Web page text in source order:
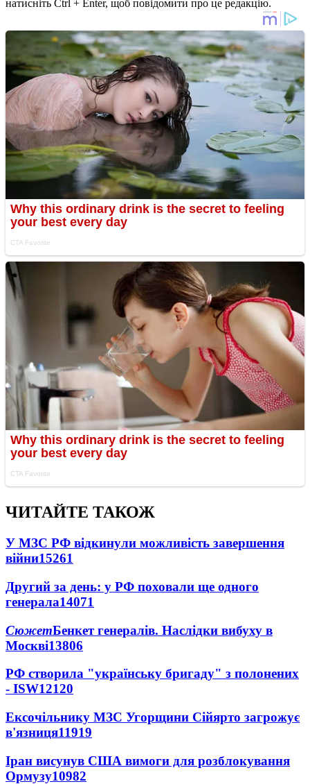
натисніть Ctrl + Enter, щоб повідомити про це редакцію.
ЧИТАЙТЕ ТАКОЖ
У МЗС РФ відкинули можливість завершення
війни15261
Другий за день: у РФ поховали ще одного
генерала14071
СюжетБенкет генералів. Наслідки вибуху в
Москві13806
РФ створила "українську бригаду" з полонених
- ISW12120
Ексочільнику МЗС Угорщини Сійярто загрожує
в'язниця11919
Іран висунув США вимоги для розблокування
Ормузу10982